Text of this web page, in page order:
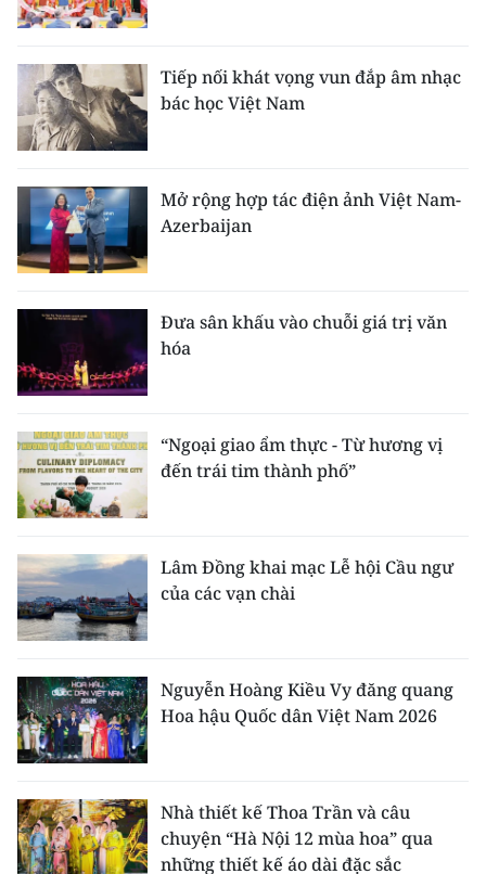
Tiếp nối khát vọng vun đắp âm nhạc
bác học Việt Nam
Mở rộng hợp tác điện ảnh Việt Nam-
Azerbaijan
Đưa sân khấu vào chuỗi giá trị văn
hóa
“Ngoại giao ẩm thực - Từ hương vị
đến trái tim thành phố”
Lâm Đồng khai mạc Lễ hội Cầu ngư
của các vạn chài
Nguyễn Hoàng Kiều Vy đăng quang
Hoa hậu Quốc dân Việt Nam 2026
Nhà thiết kế Thoa Trần và câu
chuyện “Hà Nội 12 mùa hoa” qua
những thiết kế áo dài đặc sắc